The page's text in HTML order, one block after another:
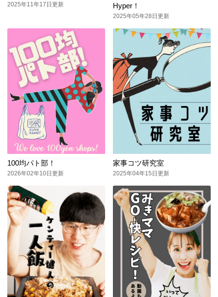
2025年11年17日更新
Hyper！
2025年05年28日更新
100均パト部！
2026年02年10日更新
家事コツ研究室
2025年04年15日更新